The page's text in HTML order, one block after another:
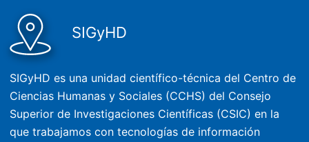
SIGyHD
SIGyHD es una unidad científico-técnica del Centro de
Ciencias Humanas y Sociales (CCHS) del Consejo
Superior de Investigaciones Científicas (CSIC) en la
que trabajamos con tecnologías de información